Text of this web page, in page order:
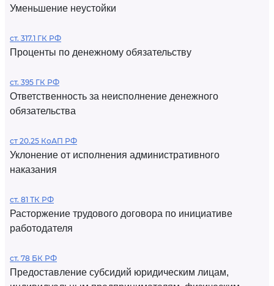
Уменьшение неустойки
ст. 317.1 ГК РФ
Проценты по денежному обязательству
ст. 395 ГК РФ
Ответственность за неисполнение денежного
обязательства
ст 20.25 КоАП РФ
Уклонение от исполнения административного
наказания
ст. 81 ТК РФ
Расторжение трудового договора по инициативе
работодателя
ст. 78 БК РФ
Предоставление субсидий юридическим лицам,